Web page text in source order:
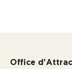
Office